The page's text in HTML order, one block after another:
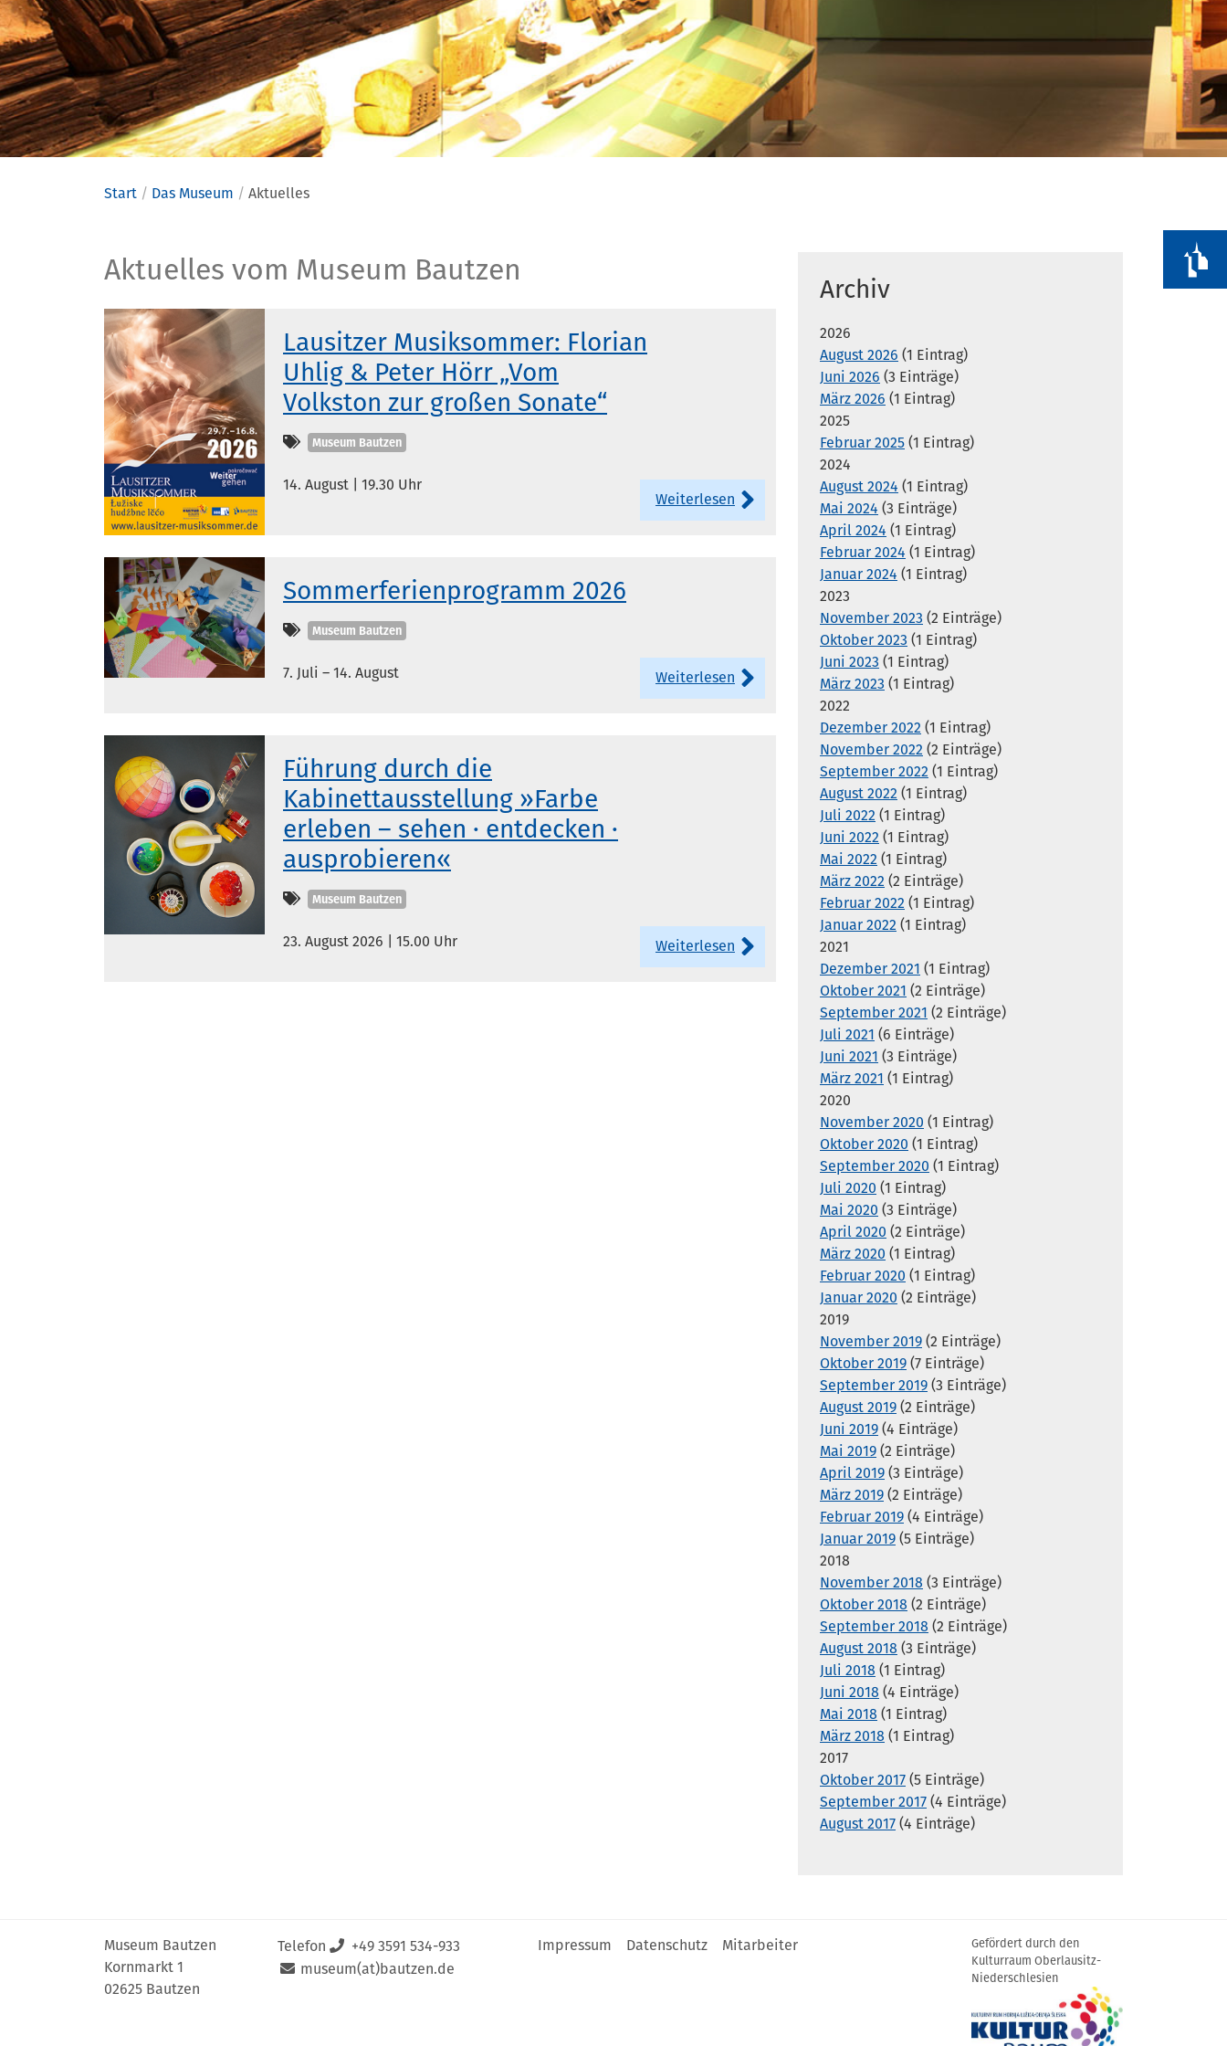
Start Das Museum Aktuelles
Aktuelles
Aktuelles vom Museum Bautzen
Lausitzer Musiksommer: Florian
Uhlig & Peter Hörr „Vom
Volkston zur großen Sonate“
Kategorien
Museum Bautzen
14. August | 19.30 Uhr
Weiterlesen
Sommerferienprogramm 2026
Kategorien
Museum Bautzen
7. Juli – 14. August Weiterlesen
Führung durch die
Kabinettausstellung »Farbe
erleben – sehen · entdecken ·
ausprobieren«
Kategorien
Museum Bautzen
23. August 2026 | 15.00 Uhr Weiterlesen
Archiv
2026
August 2026 (1 Eintrag)
Juni 2026 (3 Einträge)
März 2026 (1 Eintrag)
2025
Februar 2025 (1 Eintrag)
2024
August 2024 (1 Eintrag)
Mai 2024 (3 Einträge)
April 2024 (1 Eintrag)
Februar 2024 (1 Eintrag)
Januar 2024 (1 Eintrag)
2023
November 2023 (2 Einträge)
Oktober 2023 (1 Eintrag)
Juni 2023 (1 Eintrag)
März 2023 (1 Eintrag)
2022
Dezember 2022 (1 Eintrag)
November 2022 (2 Einträge)
September 2022 (1 Eintrag)
August 2022 (1 Eintrag)
Juli 2022 (1 Eintrag)
Juni 2022 (1 Eintrag)
Mai 2022 (1 Eintrag)
März 2022 (2 Einträge)
Februar 2022 (1 Eintrag)
Januar 2022 (1 Eintrag)
2021
Dezember 2021 (1 Eintrag)
Oktober 2021 (2 Einträge)
September 2021 (2 Einträge)
Juli 2021 (6 Einträge)
Juni 2021 (3 Einträge)
März 2021 (1 Eintrag)
2020
November 2020 (1 Eintrag)
Oktober 2020 (1 Eintrag)
September 2020 (1 Eintrag)
Juli 2020 (1 Eintrag)
Mai 2020 (3 Einträge)
April 2020 (2 Einträge)
März 2020 (1 Eintrag)
Februar 2020 (1 Eintrag)
Januar 2020 (2 Einträge)
2019
November 2019 (2 Einträge)
Oktober 2019 (7 Einträge)
September 2019 (3 Einträge)
August 2019 (2 Einträge)
Juni 2019 (4 Einträge)
Mai 2019 (2 Einträge)
April 2019 (3 Einträge)
März 2019 (2 Einträge)
Februar 2019 (4 Einträge)
Januar 2019 (5 Einträge)
2018
November 2018 (3 Einträge)
Oktober 2018 (2 Einträge)
September 2018 (2 Einträge)
August 2018 (3 Einträge)
Juli 2018 (1 Eintrag)
Juni 2018 (4 Einträge)
Mai 2018 (1 Eintrag)
März 2018 (1 Eintrag)
2017
Oktober 2017 (5 Einträge)
September 2017 (4 Einträge)
August 2017 (4 Einträge)
Museum Bautzen
Kornmarkt 1
02625 Bautzen
Telefon
+49 3591 534-933
museum(at)bautzen.de
Impressum Datenschutz Mitarbeiter
Gefördert durch den
Kulturraum Oberlausitz-
Niederschlesien